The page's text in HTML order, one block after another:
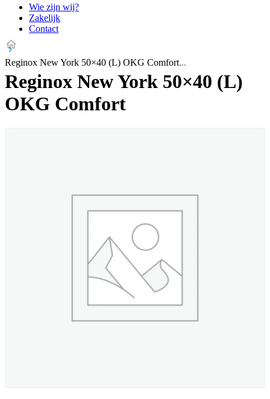
Wie zijn wij?
Zakelijk
Contact
Reginox New York 50×40 (L) OKG Comfort
Reginox New York 50×40 (L)
OKG Comfort